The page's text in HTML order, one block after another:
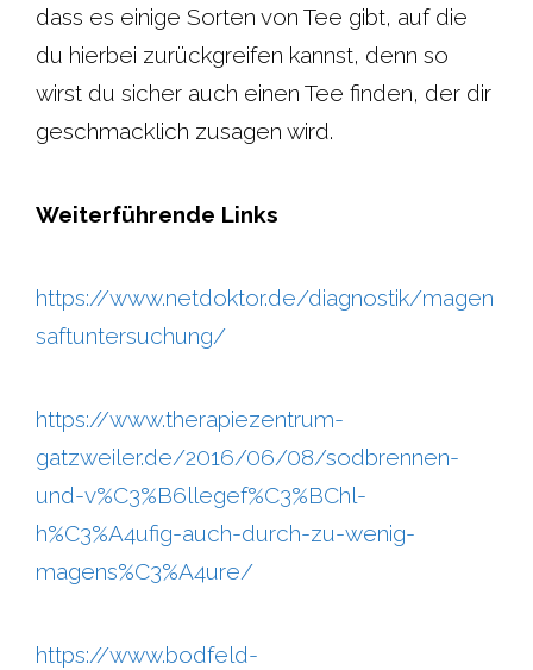
dass es einige Sorten von Tee gibt, auf die
du hierbei zurückgreifen kannst, denn so
wirst du sicher auch einen Tee finden, der dir
geschmacklich zusagen wird.
Weiterführende Links
https://www.netdoktor.de/diagnostik/magen
saftuntersuchung/
https://www.therapiezentrum-
gatzweiler.de/2016/06/08/sodbrennen-
und-v%C3%B6llegef%C3%BChl-
h%C3%A4ufig-auch-durch-zu-wenig-
magens%C3%A4ure/
https://www.bodfeld-